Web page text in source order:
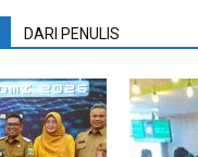
DARI PENULIS